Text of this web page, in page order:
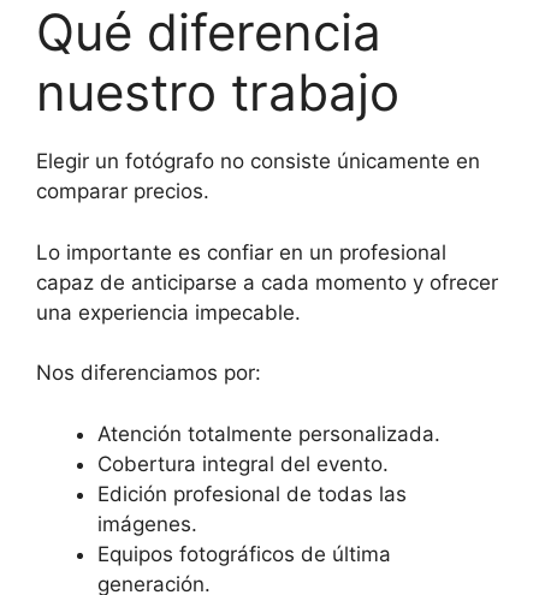
Qué diferencia
nuestro trabajo
Elegir un fotógrafo no consiste únicamente en
comparar precios.
Lo importante es confiar en un profesional
capaz de anticiparse a cada momento y ofrecer
una experiencia impecable.
Nos diferenciamos por:
Atención totalmente personalizada.
Cobertura integral del evento.
Edición profesional de todas las
imágenes.
Equipos fotográficos de última
generación.